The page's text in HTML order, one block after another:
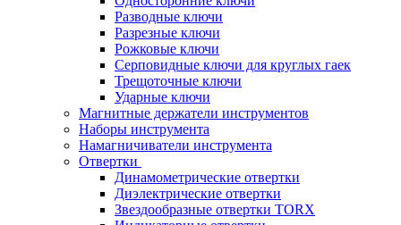
Разводные ключи
Разрезные ключи
Рожковые ключи
Серповидные ключи для круглых гаек
Трещоточные ключи
Ударные ключи
Магнитные держатели инструментов
Наборы инструмента
Намагничиватели инструмента
Отвертки
Динамометрические отвертки
Диэлектрические отвертки
Звездообразные отвертки TORX